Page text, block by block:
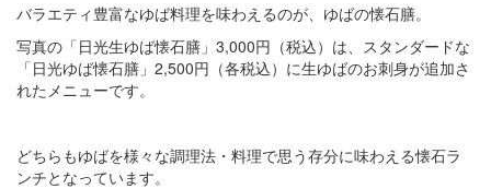
バラエティ豊富なゆば料理を味わえるのが、ゆばの懐石膳。
写真の「日光生ゆば懐石膳」3,000円（税込）は、スタンダードな
「日光ゆば懐石膳」2,500円（各税込）に生ゆばのお刺身が追加さ
れたメニューです。
どちらもゆばを様々な調理法・料理で思う存分に味わえる懐石ラ
ンチとなっています。